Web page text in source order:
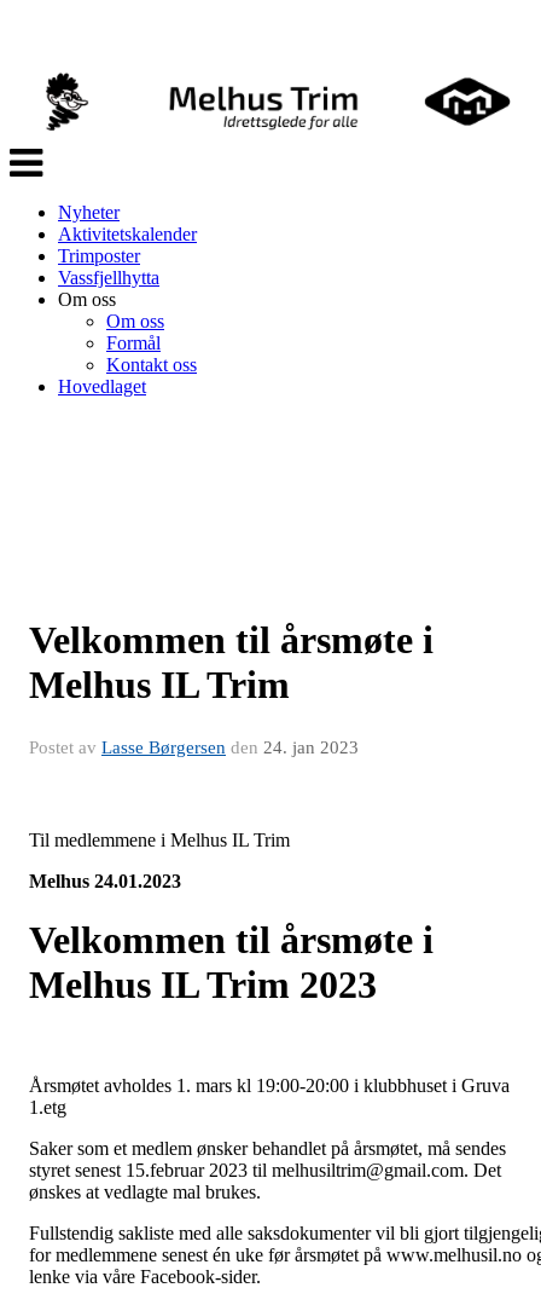
Veksle
navigasjon
Nyheter
Aktivitetskalender
Trimposter
Vassfjellhytta
Om oss
Om oss
Formål
Kontakt oss
Hovedlaget
Velkommen til årsmøte i
Melhus IL Trim
Postet av Lasse Børgersen den 24. jan 2023
Til medlemmene i Melhus IL Trim
Melhus 24.01.2023
Velkommen til årsmøte i
Melhus IL Trim 2023
Årsmøtet avholdes 1. mars kl 19:00-20:00 i klubbhuset i Gruva
1.etg
Saker som et medlem ønsker behandlet på årsmøtet, må sendes
styret senest 15.februar 2023 til melhusiltrim@gmail.com. Det
ønskes at vedlagte mal brukes.
Fullstendig sakliste med alle saksdokumenter vil bli gjort
for medlemmene senest én uke før årsmøtet på www.melhusil.no
lenke via våre Facebook-sider.